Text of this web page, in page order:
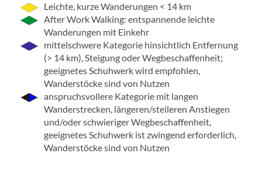
Leichte, kurze Wanderungen < 14 km
After Work Walking: entspannende leichte
Wanderungen mit Einkehr
mittelschwere Kategorie hinsichtlich Entfernung
(> 14 km), Steigung oder Wegbeschaffenheit;
geeignetes Schuhwerk wird empfohlen,
Wanderstöcke sind von Nutzen
anspruchsvollere Kategorie mit langen
Wanderstrecken, längeren/steileren Anstiegen
und/oder schwieriger Wegbeschaffenheit,
geeignetes Schuhwerk ist zwingend erforderlich,
Wanderstöcke sind von Nutzen